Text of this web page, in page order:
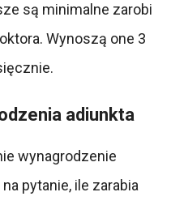
są minimalne zarobi
Wynoszą one 3
adiunkta
wynagrodzenie
pytanie, ile zarabia